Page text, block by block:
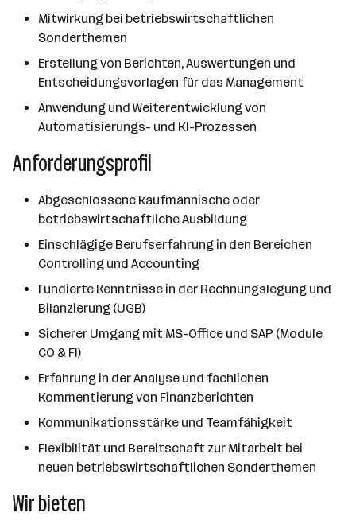
Mitwirkung bei betriebswirtschaftlichen
Sonderthemen
Erstellung von Berichten, Auswertungen und
Entscheidungsvorlagen für das Management
Anwendung und Weiterentwicklung von
Automatisierungs- und KI-Prozessen
Anforderungsprofil
Abgeschlossene kaufmännische oder
betriebswirtschaftliche Ausbildung
Einschlägige Berufserfahrung in den Bereichen
Controlling und Accounting
Fundierte Kenntnisse in der Rechnungslegung und
Bilanzierung (UGB)
Sicherer Umgang mit MS-Office und SAP (Module
CO & FI)
Erfahrung in der Analyse und fachlichen
Kommentierung von Finanzberichten
Kommunikationsstärke und Teamfähigkeit
Flexibilität und Bereitschaft zur Mitarbeit bei
neuen betriebswirtschaftlichen Sonderthemen
Wir bieten